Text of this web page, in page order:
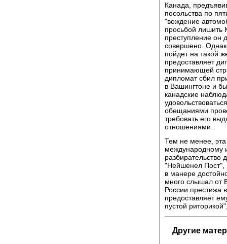
Канада,
посольства по
"вождение
просьбой лишить
преступление он
совершено.
пойдет на такой
предоставляет
принимающей
дипломат сбил
в Вашингтоне и
канадские
обещаниями
требовать его
отношениями.
Тем не менее, эта
международному
разбирательство
"Нейшенел Пост",
в манере
много слышал от
России престижа
предоставляет
пустой
Другие